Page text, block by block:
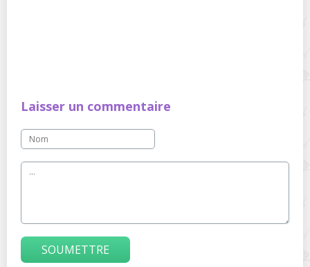
Laisser un commentaire
SOUMETTRE